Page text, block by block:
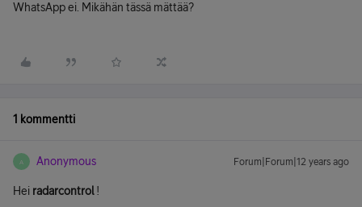
WhatsApp ei. Mikähän tässä mättää?
1 kommentti
A Anonymous Forum|Forum|12 years ago
Hei radarcontrol!